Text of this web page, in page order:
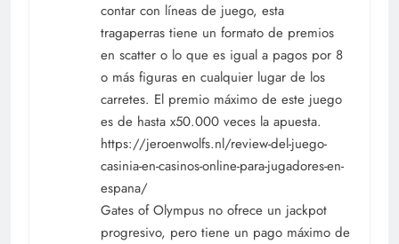
contar con líneas de juego, esta
tragaperras tiene un formato de premios
en scatter o lo que es igual a pagos por 8
o más figuras en cualquier lugar de los
carretes. El premio máximo de este juego
es de hasta x50.000 veces la apuesta.
https://jeroenwolfs.nl/review-del-juego-
casinia-en-casinos-online-para-jugadores-en-
espana/
Gates of Olympus no ofrece un jackpot
progresivo, pero tiene un pago máximo de